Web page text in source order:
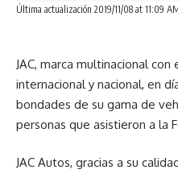
Última actualización 2019/11/08 at 11:09
JAC, marca multinacional
internacional y nacional, en
bondades de su gama de
personas que asistieron a la
JAC Autos, gracias a su